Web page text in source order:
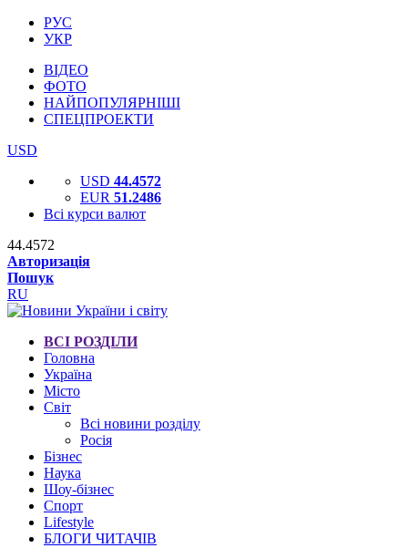
РУС
УКР
ВІДЕО
ФОТО
НАЙПОПУЛЯРНІШІ
СПЕЦПРОЕКТИ
USD
USD 44.4572
EUR 51.2486
Всі курси валют
44.4572
Авторизація
Пошук
RU
ВСІ РОЗДІЛИ
Головна
Україна
Місто
Світ
Всі новини розділу
Росія
Бізнес
Наука
Шоу-бізнес
Спорт
Lifestyle
БЛОГИ ЧИТАЧІВ